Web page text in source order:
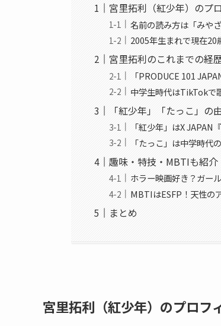
宮里拓利（紅少年）のプ
名前の読み方は「みや
2005年生まれで現在20
宮里拓利のこれまでの経
「PRODUCE 101
中学生時代はTikTokで
「紅少年」「たっこ」
「紅少年」はX JAPAN
「たっこ」は中学時代
趣味・特技・MBTIも紹
ホラー映画好き？ガー
MBTIはESFP！天性の
まとめ
宮里拓利（紅少年）のプロフ